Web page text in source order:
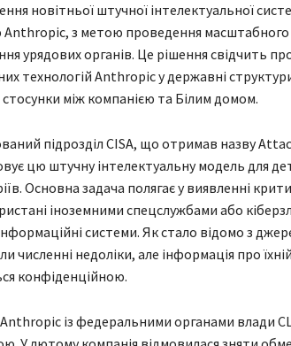
новітньої штучної інтелектуальної
Anthropic, з метою проведення
урядових органів. Це рішення свідчить
технологій Anthropic у державні
між компанією та Білим домом.
підрозділ CISA, що отримав назву
цю штучну інтелектуальну модель для
Основна задача полягає у виявленні
іноземними спецслужбами або
системи. Як стало відомо з
численні недоліки, але інформація про
конфіденційною.
із федеральними органами влади